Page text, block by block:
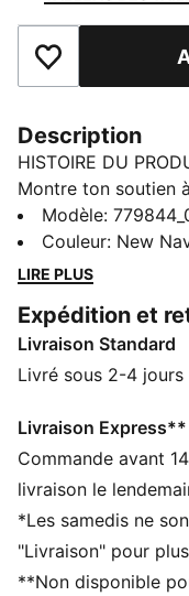
Ajouter aux
Description
HISTOIRE DU
Montre ton soutien
maillot Away officiel
adopte un look
foncée
l'écusson du club
Conçu avec la
maillot assure un
gradins comme sur
dryCELL :
et à l’aise durant
Dans le cadre du
composé d’au
Modèle:
Couleur: New
LIRE PLUS
Expédition et
Livraison Standard
Livré sous 2-4 jours
Livraison Express**
Commande avant
livraison le
*Les samedis ne
"Livraison" pour
**Non disponible